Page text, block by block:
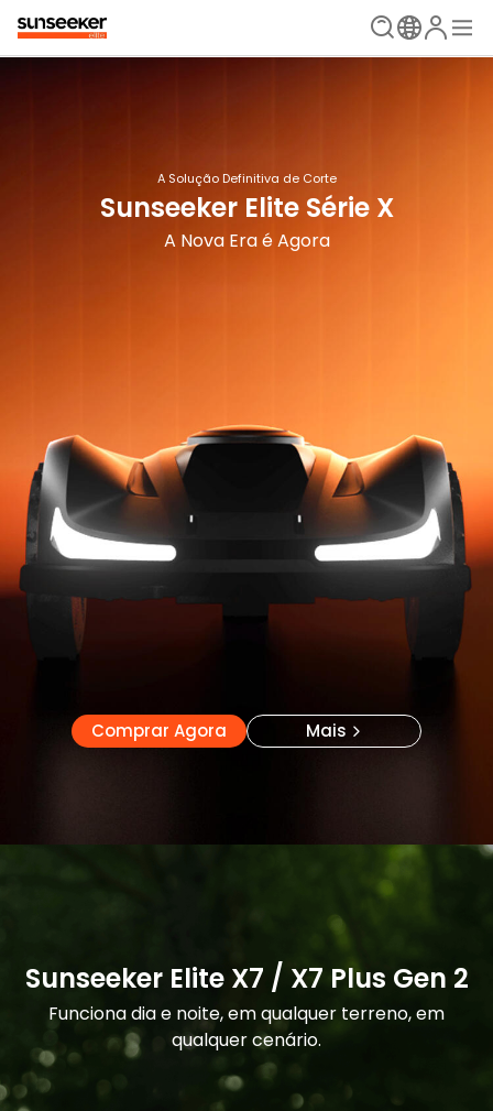
Pousar e pronto
A Solução Definitiva de Corte
Sunseeker Elite Série X
A Nova Era é Agora
Comprar Agora Mais
Sunseeker Elite X7 / X7 Plus Gen 2
Funciona dia e noite, em qualquer terreno, em
qualquer cenário.